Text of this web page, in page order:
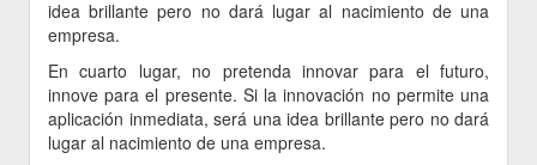
idea brillante pero no dará lugar al nacimiento de una
empresa.
En cuarto lugar, no pretenda innovar para el futuro,
innove para el presente. Si la innovación no permite una
aplicación inmediata, será una idea brillante pero no dará
lugar al nacimiento de una empresa.